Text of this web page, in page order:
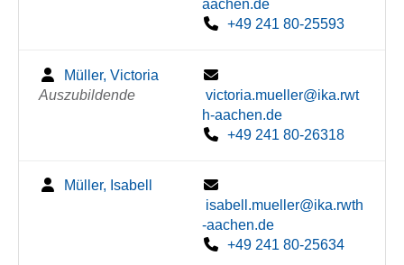
aachen.de
+49 241 80-25593
Müller, Victoria
Auszubildende
victoria.mueller@ika.rwt
h-aachen.de
+49 241 80-26318
Müller, Isabell
isabell.mueller@ika.rwth
-aachen.de
+49 241 80-25634